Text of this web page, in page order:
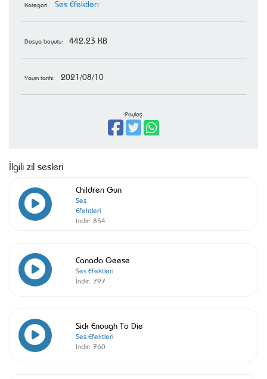
Kategori: Ses Efektleri
Dosya boyutu: 442.23 KB
Yayın tarihi: 2021/08/10
Paylaş
İlgili zil sesleri
Children Gun
Ses
Efektleri
İndir: 854
Canada Geese
Ses Efektleri
İndir: 797
Sick Enough To Die
Ses Efektleri
İndir: 760